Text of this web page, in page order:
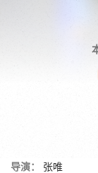
导演：
张唯